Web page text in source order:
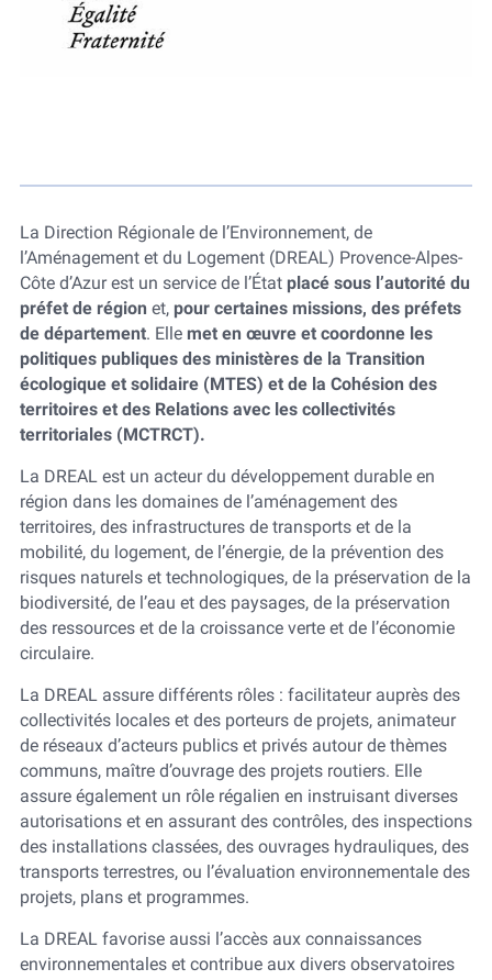
La Direction Régionale de l’Environnement, de
l’Aménagement et du Logement (DREAL) Provence-Alpes-
Côte d’Azur est un service de l’État placé sous l’autorité du
préfet de région et, pour certaines missions, des préfets
de département. Elle met en œuvre et coordonne les
politiques publiques des ministères de la Transition
écologique et solidaire (MTES) et de la Cohésion des
territoires et des Relations avec les collectivités
territoriales (MCTRCT).
La DREAL est un acteur du développement durable en
région dans les domaines de l’aménagement des
territoires, des infrastructures de transports et de la
mobilité, du logement, de l’énergie, de la prévention des
risques naturels et technologiques, de la préservation de la
biodiversité, de l’eau et des paysages, de la préservation
des ressources et de la croissance verte et de l’économie
circulaire.
La DREAL assure différents rôles : facilitateur auprès des
collectivités locales et des porteurs de projets, animateur
de réseaux d’acteurs publics et privés autour de thèmes
communs, maître d’ouvrage des projets routiers. Elle
assure également un rôle régalien en instruisant diverses
autorisations et en assurant des contrôles, des inspections
des installations classées, des ouvrages hydrauliques, des
transports terrestres, ou l’évaluation environnementale des
projets, plans et programmes.
La DREAL favorise aussi l’accès aux connaissances
environnementales et contribue aux divers observatoires